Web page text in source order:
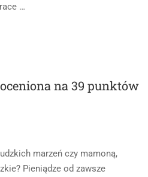
…
na 39 punktów
marzeń czy mamoną,
Pieniądze od zawsze